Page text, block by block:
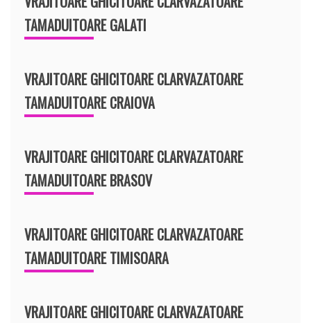
TAMADUITOARE GALATI
VRAJITOARE GHICITOARE CLARVAZATOARE
TAMADUITOARE CRAIOVA
VRAJITOARE GHICITOARE CLARVAZATOARE
TAMADUITOARE BRASOV
VRAJITOARE GHICITOARE CLARVAZATOARE
TAMADUITOARE TIMISOARA
VRAJITOARE GHICITOARE CLARVAZATOARE